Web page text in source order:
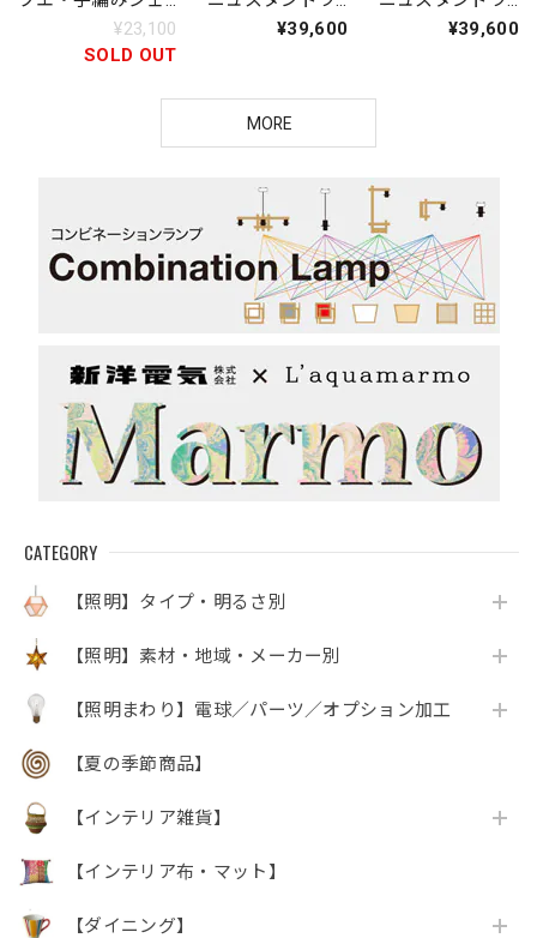
CATEGORY
【照明】タイプ・明るさ別
【照明】素材・地域・メーカー別
【照明まわり】電球／パーツ／オプション加工
【夏の季節商品】
【インテリア雑貨】
【インテリア布・マット】
【ダイニング】
ード ペンダント
¥23,100
SOLD OUT
イト（金属脚）
¥39,600
イト（金属脚）
¥39,600
MORE